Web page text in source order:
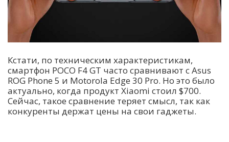
Кстати, по техническим характеристикам,
смартфон POCO F4 GT часто сравнивают с Asus
ROG Phone 5 и Motorola Edge 30 Pro. Но это было
актуально, когда продукт Xiaomi стоил $700.
Сейчас, такое сравнение теряет смысл, так как
конкуренты держат цены на свои гаджеты.